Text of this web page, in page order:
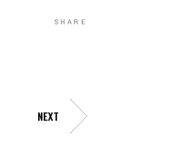
SHARE
NEXT